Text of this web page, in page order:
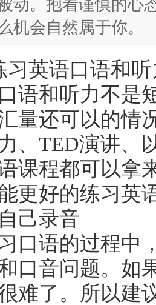
动。抱着谨慎的心
机会自然属于你。
英语口语和听
和听力不是短
量还可以的情
、TED演讲、
课程都可以拿
好的练习英
录音
语的过程中，
口音问题。如
难了。所以建